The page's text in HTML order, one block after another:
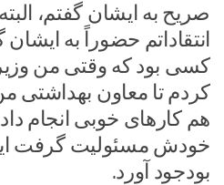
صریح به ایشان گفتم،
انتقاداتم حضوراً به
کسی بود که وقتی من
کردم تا معاون بهداشتی
هم کارهای خوبی انجام
خودش مسئولیت گرفت
بودجود آورد.